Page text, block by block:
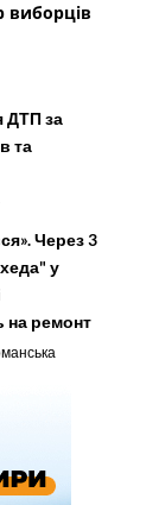
виборців
ДТП за
та
Через 3
у
на ремонт